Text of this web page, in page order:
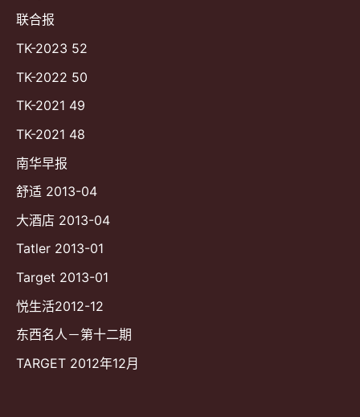
联合报
TK-2023 52
TK-2022 50
TK-2021 49
TK-2021 48
南华早报
舒适 2013-04
大酒店 2013-04
Tatler 2013-01
Target 2013-01
悦生活2012-12
东西名人－第十二期
TARGET 2012年12月